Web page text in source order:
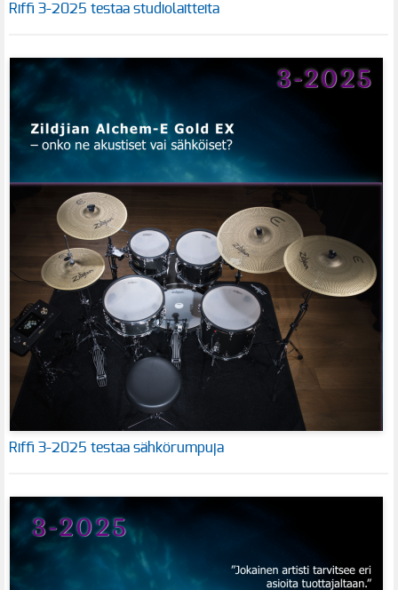
Riffi 3-2025 testaa studiolaitteita
Riffi 3-2025 testaa sähkörumpuja